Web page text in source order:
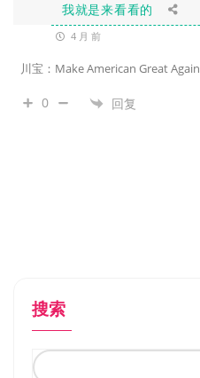
我就是来看看的
4 月 前
川宝：Make American Great Again
0 回复
搜索